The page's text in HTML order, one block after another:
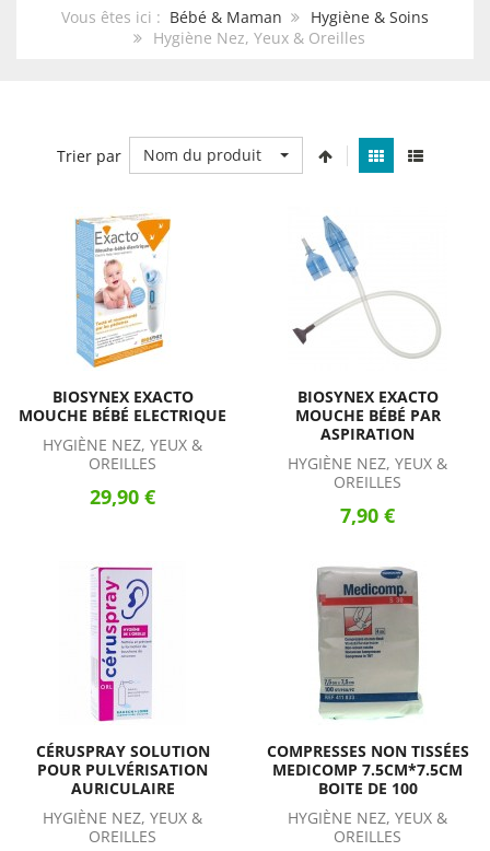
Vous êtes ici : Bébé & Maman
Hygiène & Soins
Hygiène Nez, Yeux & Oreilles
Trier par Nom du produit
BIOSYNEX EXACTO
MOUCHE BÉBÉ ELECTRIQUE
HYGIÈNE NEZ, YEUX &
OREILLES
29,90 €
BIOSYNEX EXACTO
MOUCHE BÉBÉ PAR
ASPIRATION
HYGIÈNE NEZ, YEUX &
OREILLES
7,90 €
CÉRUSPRAY SOLUTION
POUR PULVÉRISATION
AURICULAIRE
HYGIÈNE NEZ, YEUX &
OREILLES
COMPRESSES NON TISSÉES
MEDICOMP 7.5CM*7.5CM
BOITE DE 100
HYGIÈNE NEZ, YEUX &
OREILLES